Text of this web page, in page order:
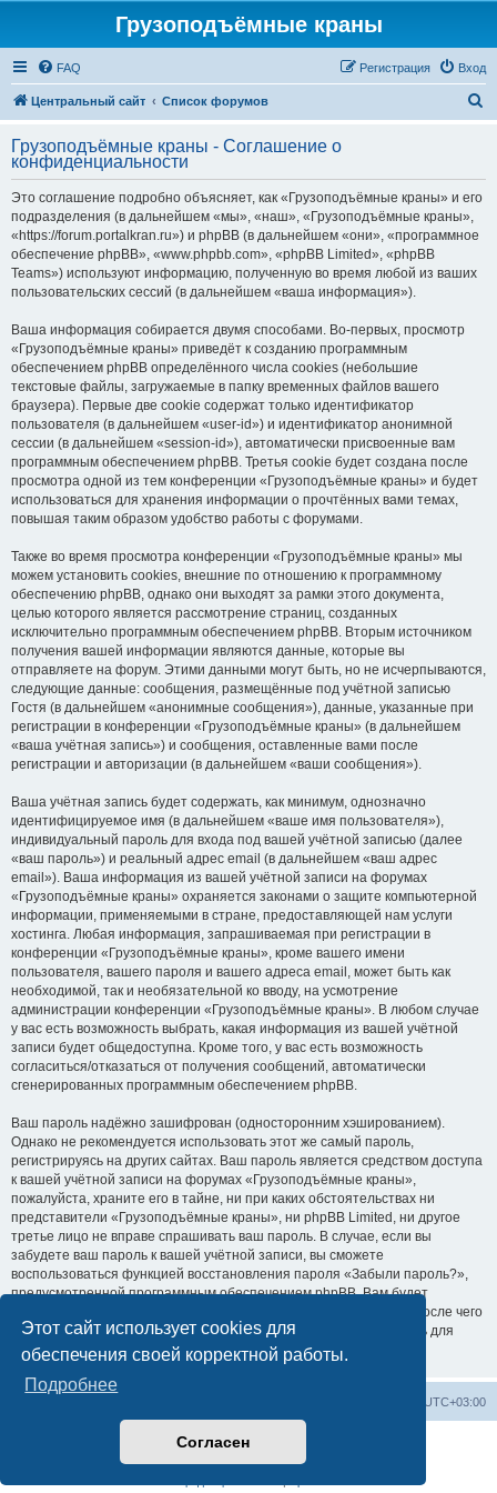
Этот сайт использует cookies для
обеспечения своей корректной работы.
Подробнее
Согласен
Грузоподъёмные краны
FAQ Вход
Регистрация
Центральный сайт Список форумов
с
Грузоподъёмные краны - Соглашение о
конфиденциальности
Это соглашение подробно объясняет, как «Грузоподъёмные краны» и его
подразделения (в дальнейшем «мы», «наш», «Грузоподъёмные краны»,
«https://forum.portalkran.ru») и phpBB (в дальнейшем «они», «программное
обеспечение phpBB», «www.phpbb.com», «phpBB Limited», «phpBB
Teams») используют информацию, полученную во время любой из ваших
пользовательских сессий (в дальнейшем «ваша информация»).
Ваша информация собирается двумя способами. Во-первых, просмотр
«Грузоподъёмные краны» приведёт к созданию программным
обеспечением phpBB определённого числа cookies (небольшие
текстовые файлы, загружаемые в папку временных файлов вашего
браузера). Первые две cookie содержат только идентификатор
пользователя (в дальнейшем «user-id») и идентификатор анонимной
сессии (в дальнейшем «session-id»), автоматически присвоенные вам
программным обеспечением phpBB. Третья cookie будет создана после
просмотра одной из тем конференции «Грузоподъёмные краны» и будет
использоваться для хранения информации о прочтённых вами темах,
повышая таким образом удобство работы с форумами.
Также во время просмотра конференции «Грузоподъёмные краны» мы
можем установить cookies, внешние по отношению к программному
обеспечению phpBB, однако они выходят за рамки этого документа,
целью которого является рассмотрение страниц, созданных
исключительно программным обеспечением phpBB. Вторым источником
получения вашей информации являются данные, которые вы
отправляете на форум. Этими данными могут быть, но не исчерпываются,
следующие данные: сообщения, размещённые под учётной записью
Гостя (в дальнейшем «анонимные сообщения»), данные, указанные при
регистрации в конференции «Грузоподъёмные краны» (в дальнейшем
«ваша учётная запись») и сообщения, оставленные вами после
регистрации и авторизации (в дальнейшем «ваши сообщения»).
Ваша учётная запись будет содержать, как минимум, однозначно
идентифицируемое имя (в дальнейшем «ваше имя пользователя»),
индивидуальный пароль для входа под вашей учётной записью (далее
«ваш пароль») и реальный адрес email (в дальнейшем «ваш адрес
email»). Ваша информация из вашей учётной записи на форумах
«Грузоподъёмные краны» охраняется законами о защите компьютерной
информации, применяемыми в стране, предоставляющей нам услуги
хостинга. Любая информация, запрашиваемая при регистрации в
конференции «Грузоподъёмные краны», кроме вашего имени
пользователя, вашего пароля и вашего адреса email, может быть как
необходимой, так и необязательной ко вводу, на усмотрение
администрации конференции «Грузоподъёмные краны». В любом случае
у вас есть возможность выбрать, какая информация из вашей учётной
записи будет общедоступна. Кроме того, у вас есть возможность
согласиться/отказаться от получения сообщений, автоматически
сгенерированных программным обеспечением phpBB.
Ваш пароль надёжно зашифрован (односторонним хэшированием).
Однако не рекомендуется использовать этот же самый пароль,
регистрируясь на других сайтах. Ваш пароль является средством доступа
к вашей учётной записи на форумах «Грузоподъёмные краны»,
пожалуйста, храните его в тайне, ни при каких обстоятельствах ни
представители «Грузоподъёмные краны», ни phpBB Limited, ни другое
третье лицо не вправе спрашивать ваш пароль. В случае, если вы
забудете ваш пароль к вашей учётной записи, вы сможете
воспользоваться функцией восстановления пароля «Забыли пароль?»,
предусмотренной программным обеспечением phpBB. Вам будет
необходимо ввести ваше имя пользователя и ваш адрес email, после чего
программное обеспечение phpBB сгенерирует вам новый пароль для
вашей учётной записи.
UTC+03:00
Создано на основеphpBB® Forum Software © phpBB Limited
Русская поддержка phpBB